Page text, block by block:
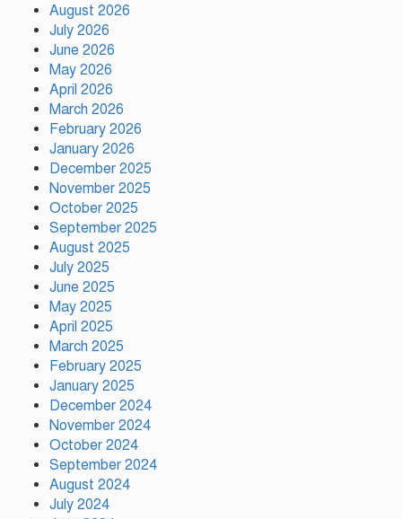
তারা দুজন আমার লাইফের পার্ট:
August 2026
July 2026
June 2026
May 2026
April 2026
March 2026
February 2026
January 2026
December 2025
November 2025
October 2025
September 2025
August 2025
July 2025
June 2025
May 2025
April 2025
March 2025
February 2025
January 2025
December 2024
November 2024
October 2024
September 2024
August 2024
July 2024